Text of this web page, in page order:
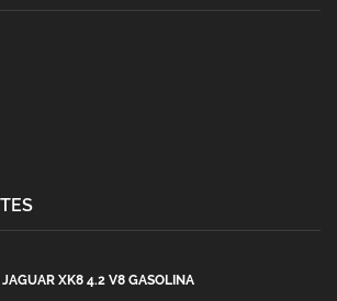
JAGUAR XK8 4.2 V8 GASOLINA